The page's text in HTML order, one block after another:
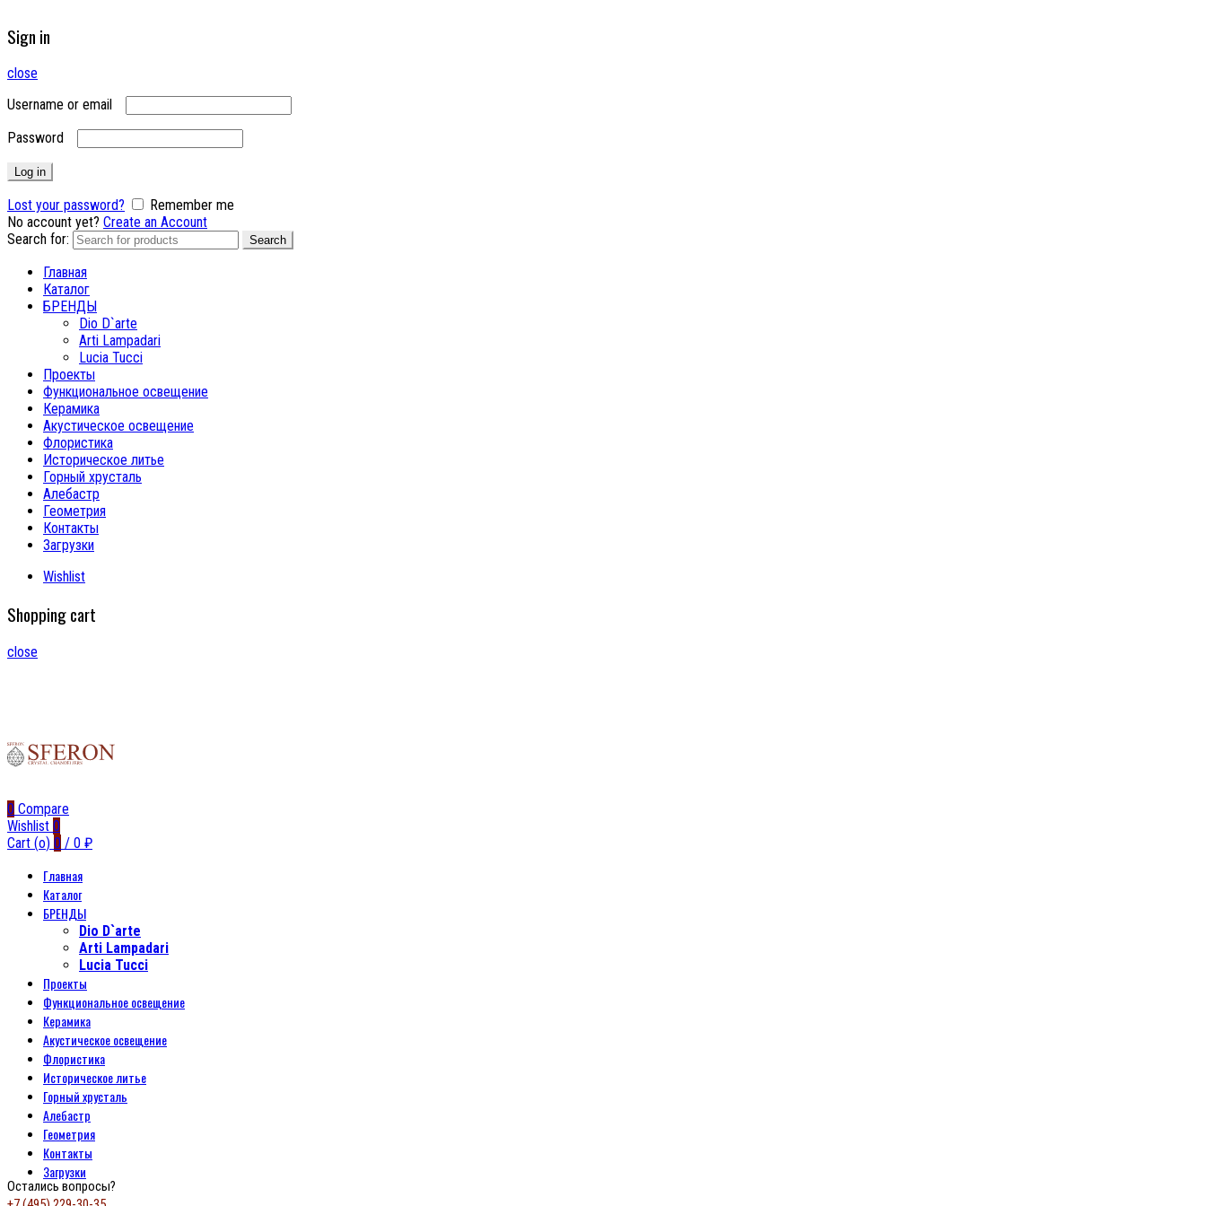
Sign in
close
Username or email
Password
Log in
Lost your password?
Remember me
No account yet? Create an Account
Search for:
Search
Главная
Каталог
БРЕНДЫ
Dio D`arte
Arti Lampadari
Lucia Tucci
Проекты
Функциональное освещение
Керамика
Акустическое освещение
Флористика
Историческое литье
Горный хрусталь
Алебастр
Геометрия
Контакты
Загрузки
Wishlist
Shopping cart
close
0 Compare
Wishlist 0
Cart (o) 0 / 0 ₽
Главная
Каталог
БРЕНДЫ
Dio D`arte
Arti Lampadari
Lucia Tucci
Проекты
Функциональное освещение
Керамика
Акустическое освещение
Флористика
Историческое литье
Горный хрусталь
Алебастр
Геометрия
Контакты
Загрузки
Остались вопросы?